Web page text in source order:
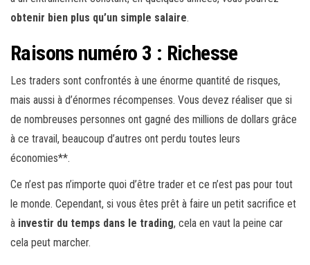
obtenir bien plus qu’un simple salaire.
Raisons numéro 3 : Richesse
Les traders sont confrontés à une énorme quantité de risques,
mais aussi à d’énormes récompenses. Vous devez réaliser que si
de nombreuses personnes ont gagné des millions de dollars grâce
à ce travail, beaucoup d’autres ont perdu toutes leurs
économies**.
Ce n’est pas n’importe quoi d’être trader et ce n’est pas pour tout
le monde. Cependant, si vous êtes prêt à faire un petit sacrifice et
à investir du temps dans le trading, cela en vaut la peine car
cela peut marcher.